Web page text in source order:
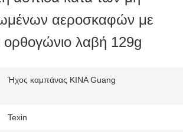
αεροσκαφών με
λαβή 129g
Ήχος καμπάνας ΚΙΝΑ Guang
Texin